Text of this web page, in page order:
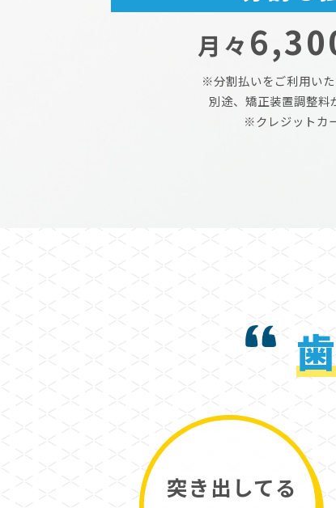
月々
※分割払いをご利用いた
別途、矯正装置調整料
※クレジットカ
突き出してる